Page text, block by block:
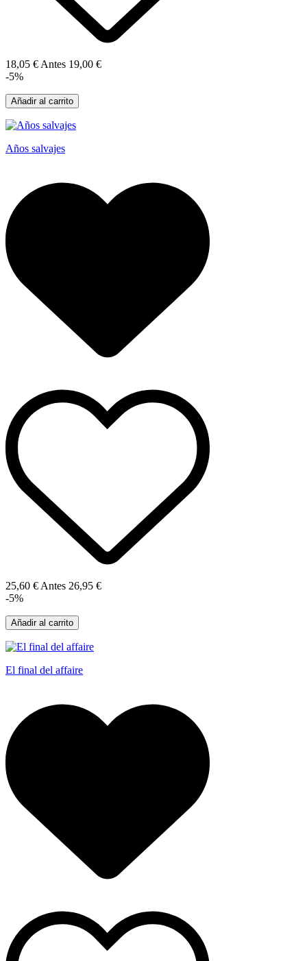
18,05 €Antes 19,00 €
-5%
Añadir al carrito
Años salvajes
25,60 €Antes 26,95 €
-5%
Añadir al carrito
El final del affaire